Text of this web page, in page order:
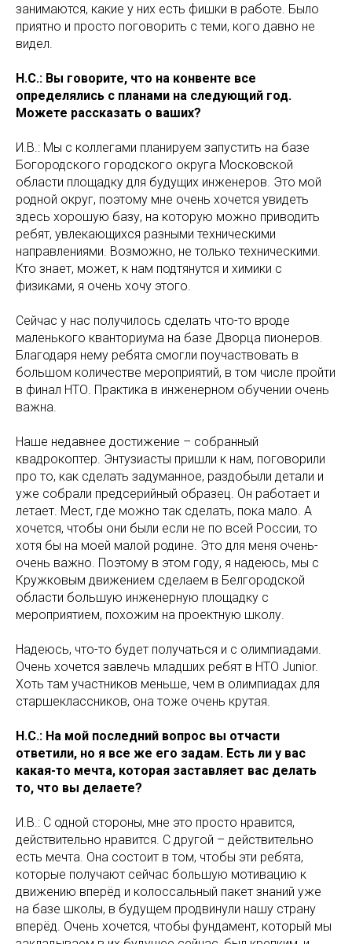
занимаются, какие у них есть фишки в работе. Было
приятно и просто поговорить с теми, кого давно не
видел.
Н.С.: Вы говорите, что на конвенте все
определялись с планами на следующий год.
Можете рассказать о ваших?
И.В.: Мы с коллегами планируем запустить на базе
Богородского городского округа Московской
области площадку для будущих инженеров. Это мой
родной округ, поэтому мне очень хочется увидеть
здесь хорошую базу, на которую можно приводить
ребят, увлекающихся разными техническими
направлениями. Возможно, не только техническими.
Кто знает, может, к нам подтянутся и химики с
физиками, я очень хочу этого.
Сейчас у нас получилось сделать что-то вроде
маленького кванториума на базе Дворца пионеров.
Благодаря нему ребята смогли поучаствовать в
большом количестве мероприятий, в том числе пройти
в финал НТО. Практика в инженерном обучении очень
важна.
Наше недавнее достижение – собранный
квадрокоптер. Энтузиасты пришли к нам, поговорили
про то, как сделать задуманное, раздобыли детали и
уже собрали предсерийный образец. Он работает и
летает. Мест, где можно так сделать, пока мало. А
хочется, чтобы они были если не по всей России, то
хотя бы на моей малой родине. Это для меня очень-
очень важно. Поэтому в этом году, я надеюсь, мы с
Кружковым движением сделаем в Белгородской
области большую инженерную площадку с
мероприятием, похожим на проектную школу.
Надеюсь, что-то будет получаться и с олимпиадами.
Очень хочется завлечь младших ребят в НТО Junior.
Хоть там участников меньше, чем в олимпиадах для
старшеклассников, она тоже очень крутая.
Н.С.: На мой последний вопрос вы отчасти
ответили, но я все же его задам. Есть ли у вас
какая-то мечта, которая заставляет вас делать
то, что вы делаете?
И.В.: С одной стороны, мне это просто нравится,
действительно нравится. С другой – действительно
есть мечта. Она состоит в том, чтобы эти ребята,
которые получают сейчас большую мотивацию к
движению вперёд и колоссальный пакет знаний уже
на базе школы, в будущем продвинули нашу страну
вперёд. Очень хочется, чтобы фундамент, который мы